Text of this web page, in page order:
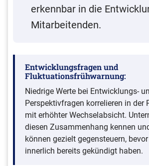
erkennbar in die
Mitarbeitenden.
Entwicklungsfragen und
Fluktuationsfrühwarnung:
Niedrige Werte bei Entwicklungs-
Perspektivfragen korrelieren in der
mit erhöhter Wechselabsicht.
diesen Zusammenhang kennen
können gezielt gegensteuern,
innerlich bereits gekündigt haben.